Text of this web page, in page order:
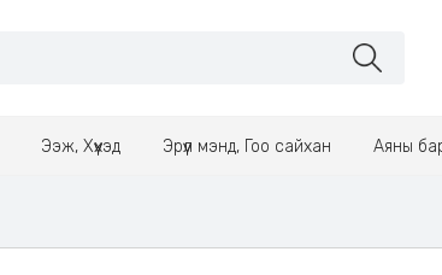
Ээж, Хүүхэд Эрүүл мэнд, Гоо сайхан Аяны